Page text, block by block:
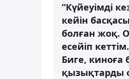
“Күйеуімді
кейін
болған жоқ.
есейіп
Биге, киноға
қызықтарды